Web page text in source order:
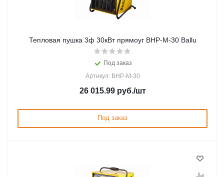
Тепловая пушка 3ф 30кВт прямоуг BHP-M-30 Ballu
Под заказ
Артикул: BHP-M-30
26 015.99руб./шт
Под заказ